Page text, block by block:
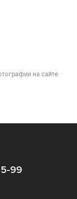
на сайте.
99